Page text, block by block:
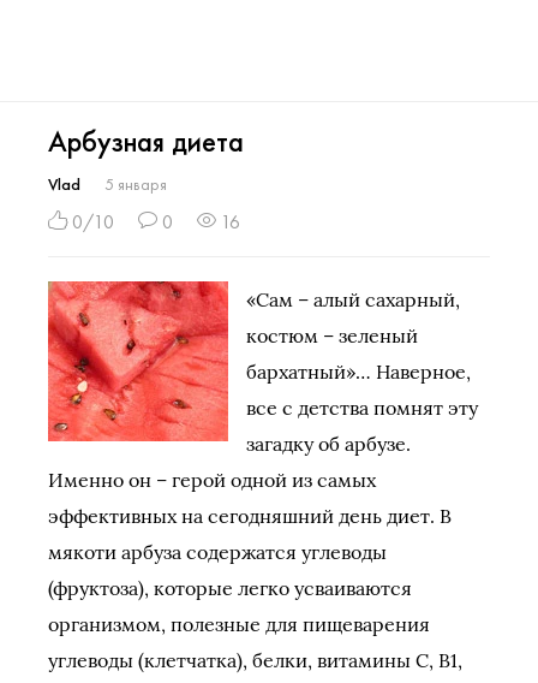
Арбузная диета
Vlad 5 января
0/10 0 16
«Сам – алый сахарный,
костюм – зеленый
бархатный»… Наверное,
все с детства помнят эту
загадку об арбузе.
Именно он – герой одной из самых
эффективных на сегодняшний день диет. В
мякоти арбуза содержатся углеводы
(фруктоза), которые легко усваиваются
организмом, полезные для пищеварения
углеводы (клетчатка), белки, витамины С, В1,